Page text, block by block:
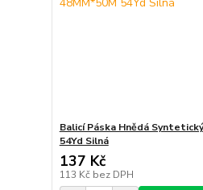
Balicí Páska Hnědá
54Yd Silná
137 Kč
113 Kč bez DPH